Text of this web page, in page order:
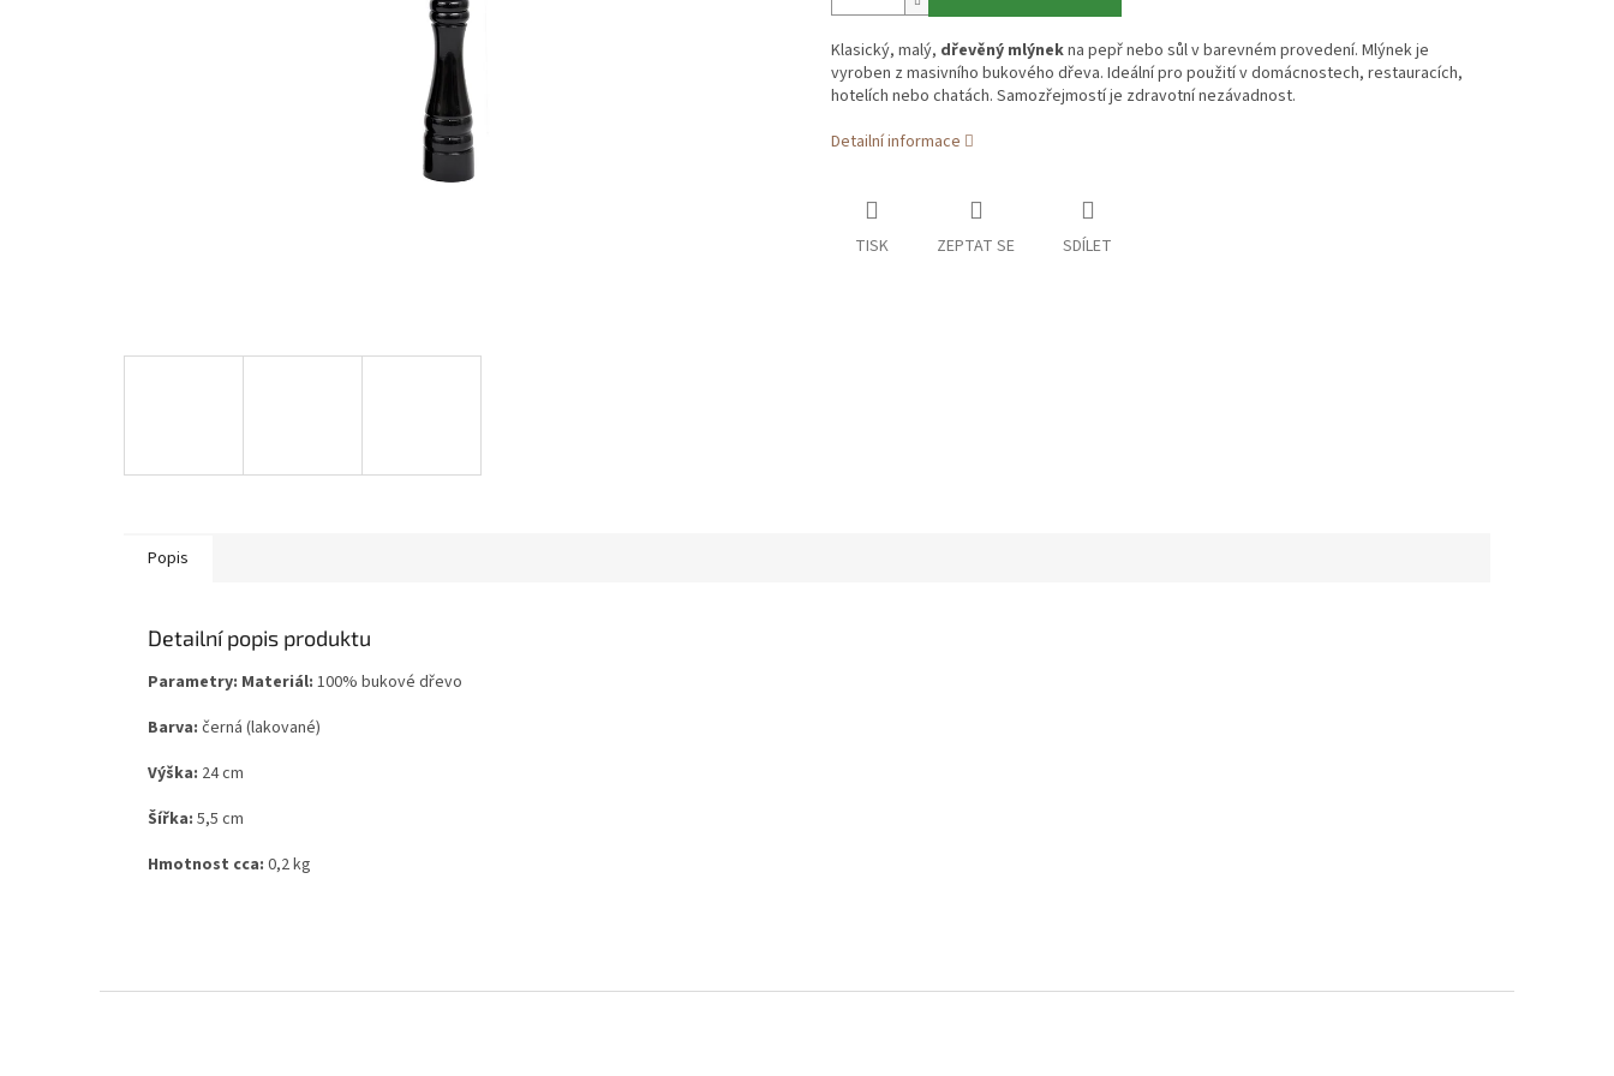
Klasický, malý, dřevěný mlýnekna pepř nebo sůl v barevném provedení. Mlýnek je
vyroben z masivního bukového dřeva. Ideální pro použití v domácnostech, restauracích,
hotelích nebo chatách. Samozřejmostí je zdravotní nezávadnost.
Detailní informace
TISK ZEPTAT SE SDÍLET
Popis
Detailní popis produktu
Parametry: Materiál: 100% bukové dřevo
Barva: černá (lakované)
Výška: 24 cm
Šířka: 5,5 cm
Hmotnost cca: 0,2 kg